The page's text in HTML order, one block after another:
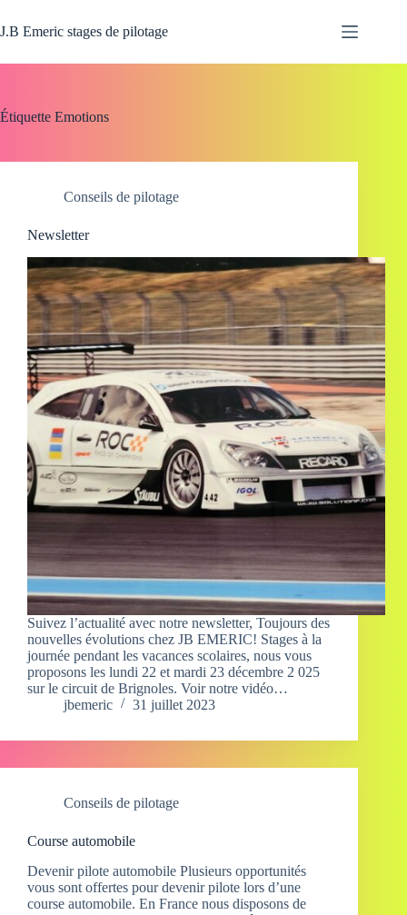
au
contenu
J.B Emeric stages de pilotage
Étiquette Emotions
Conseils de pilotage
Newsletter
Suivez l’actualité avec notre newsletter, Toujours des
nouvelles évolutions chez JB EMERIC! Stages à la
journée pendant les vacances scolaires, nous vous
proposons les lundi 22 et mardi 23 décembre 2 025
sur le circuit de Brignoles. Voir notre vidéo…
jbemeric
31 juillet 2023
Conseils de pilotage
Course automobile
Devenir pilote automobile Plusieurs opportunités
vous sont offertes pour devenir pilote lors d’une
course automobile. En France nous disposons de